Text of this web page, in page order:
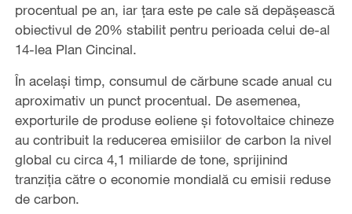
procentual pe an, iar țara este pe cale să depășească
obiectivul de 20% stabilit pentru perioada celui de-al
14-lea Plan Cincinal.
În același timp, consumul de cărbune scade anual cu
aproximativ un punct procentual. De asemenea,
exporturile de produse eoliene și fotovoltaice chineze
au contribuit la reducerea emisiilor de carbon la nivel
global cu circa 4,1 miliarde de tone, sprijinind
tranziția către o economie mondială cu emisii reduse
de carbon.